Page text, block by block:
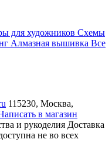
для художников Схемы
Алмазная вышивка Все
115230, Москва,
в магазин
и рукоделия Доставка
не во всех